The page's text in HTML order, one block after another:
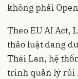
không phải
Theo EU AI Act,
thảo luật đang
Thái Lan, hệ
trình quản lý rủi